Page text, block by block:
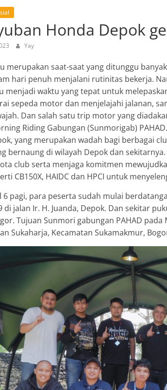
Honda Depok
Yay
merupakan saat-saat yang ditunggu
hari penuh menjalani rutinitas bekerja.
menjadi waktu yang tepat untuk
sepeda motor dan menjelajahi jalanan,
Dan salah satu trip motor yang
Riding Gabungan (Sunmorigab)
yang merupakan wadah bagi berbagai
bernaung di wilayah Depok dan
club serta menjaga komitmen
CB150X, HAIDC dan HPCI untuk
6 pagi, para peserta sudah mulai
di jalan Ir. H. Juanda, Depok. Dan sekitar
Tujuan Sunmori gabungan PAHAD
Sukaharja, Kecamatan Sukamakmur,